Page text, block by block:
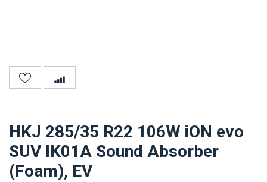
HKJ 285/35 R22 106W iON evo
SUV IK01A Sound Absorber
(Foam), EV